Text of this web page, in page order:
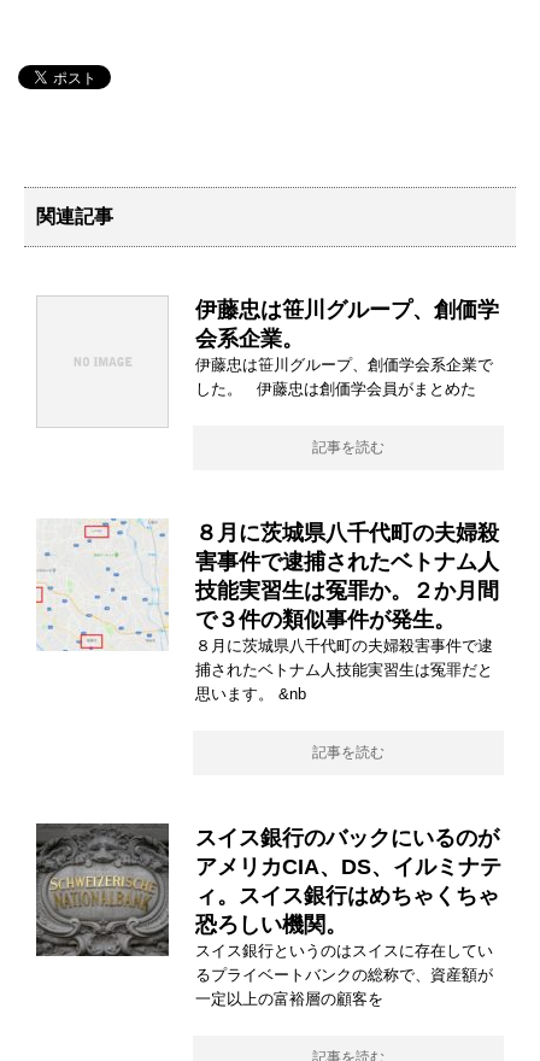
関連記事
伊藤忠は笹川グループ、創価学
会系企業。
伊藤忠は笹川グループ、創価学会系企業で
した。 伊藤忠は創価学会員がまとめた
記事を読む
８月に茨城県八千代町の夫婦殺
害事件で逮捕されたベトナム人
技能実習生は冤罪か。２か月間
で３件の類似事件が発生。
８月に茨城県八千代町の夫婦殺害事件で逮
捕されたベトナム人技能実習生は冤罪だと
思います。 &nb
記事を読む
スイス銀行のバックにいるのが
アメリカCIA、DS、イルミナテ
ィ。スイス銀行はめちゃくちゃ
恐ろしい機関。
スイス銀行というのはスイスに存在してい
るプライベートバンクの総称で、資産額が
一定以上の富裕層の顧客を
記事を読む